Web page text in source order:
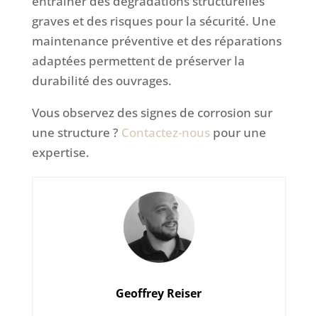
graves et des risques pour la sécurité. Une
maintenance préventive et des réparations
adaptées permettent de préserver la
durabilité des ouvrages.
Vous observez des signes de corrosion sur
une structure ? Contactez-nouspour une
expertise.
Geoffrey Reiser